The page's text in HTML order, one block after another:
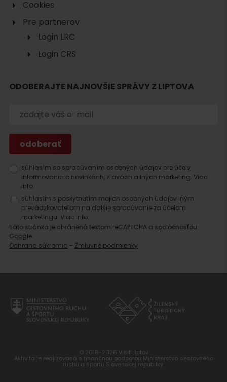
Hľadať
Cookies
Pre partnerov
Login LRC
Login CRS
ODOBERAJTE NAJNOVŠIE SPRÁVY Z LIPTOVA
súhlasím so spracúvaním osobných údajov pre účely
informovania o novinkách, zľavách a iných marketing. Viac
info.
súhlasím s poskytnutím mojich osobných údajov iným
prevádzkovateľom na ďalšie spracúvanie za účelom
marketingu. Viac info.
Táto stránka je chránená testom reCAPTCHA a spoločnosťou
Google.
Ochrana súkromia - Zmluvné podmienky
© 2016-2026 Visit Liptov
Aktivita je realizovaná s finančnou podporou Ministerstva cestovného
ruchu a športu Slovenskej republiky.